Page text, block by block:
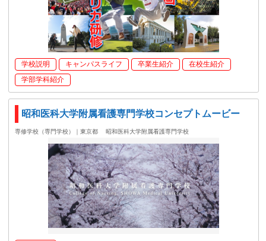
学校説明 キャンパスライフ 卒業生紹介
在校生紹介
学部学科紹介
昭和医科大学附属看護専門学校コンセプトムービー
専修学校（専門学校）｜東京都 昭和医科大学附属看護専門学校